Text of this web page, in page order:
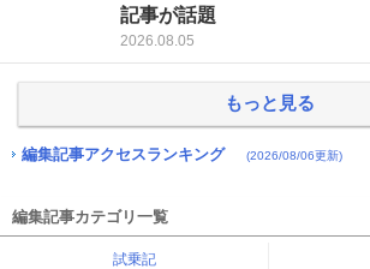
記事が話題
2026.08.05
もっと見る
編集記事アクセスランキング (2026/08/06更新)
編集記事カテゴリ一覧
試乗記